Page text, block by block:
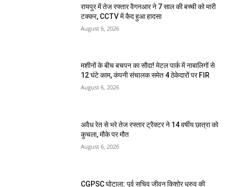
रायपुर में तेज रफ्तार वैगनआर ने 7 साल की बच्ची को मारी
टक्कर, CCTV में कैद हुआ हादसा
August 6, 2026
मशीनों के बीच बचपन का सौदा! मेटल पार्क में नाबालिगों से
12 घंटे काम, कंपनी संचालक समेत 4 ठेकेदारों पर FIR
August 6, 2026
अवैध रेत से भरे तेज रफ्तार ट्रैक्टर ने 14 वर्षीय छात्रा को
कुचला, मौके पर मौत
August 6, 2026
CGPSC घोटाला: पूर्व सचिव जीवन किशोर ध्रुव की